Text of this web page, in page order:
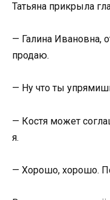
Татьяна прикрыла
— Галина Ивановна,
продаю.
— Ну что ты
— Костя может
я.
— Хорошо, хорошо.